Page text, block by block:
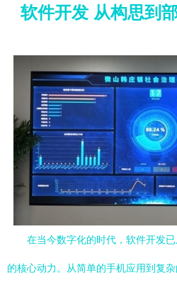
软件开发 从构思到
在当今数字化的时代，软件开发
的核心动力。从简单的手机应用到复